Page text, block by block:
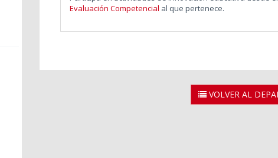
Evaluación Competencial al que pertenece.
VOLVER AL